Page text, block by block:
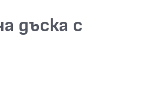
дъска с